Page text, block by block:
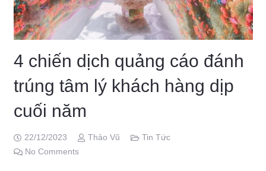
4 chiến dịch quảng cáo đánh
trúng tâm lý khách hàng dịp
cuối năm
22/12/2023 Thảo Vũ
Tin Tức
No Comments